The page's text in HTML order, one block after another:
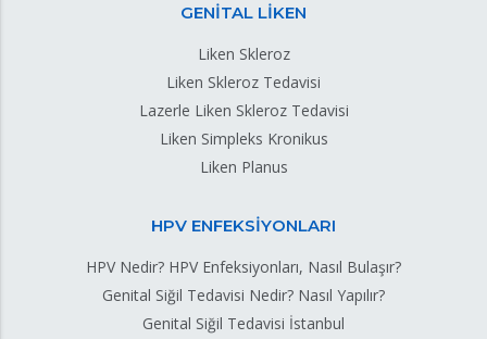
GENİTAL LİKEN
Liken Skleroz
Liken Skleroz Tedavisi
Lazerle Liken Skleroz Tedavisi
Liken Simpleks Kronikus
Liken Planus
HPV ENFEKSİYONLARI
HPV Nedir? HPV Enfeksiyonları, Nasıl Bulaşır?
Genital Siğil Tedavisi Nedir? Nasıl Yapılır?
Genital Siğil Tedavisi İstanbul